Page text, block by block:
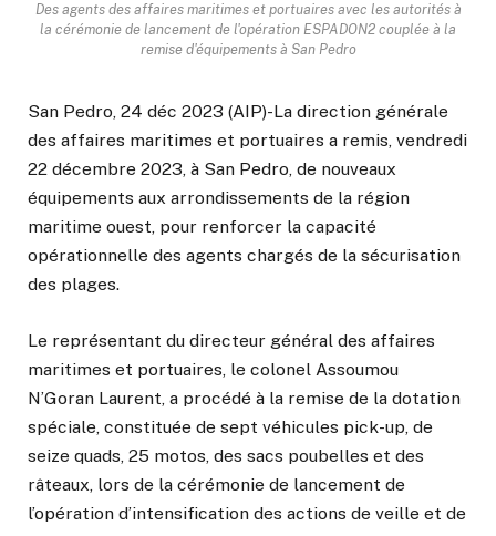
Des agents des affaires maritimes et portuaires avec les autorités à
la cérémonie de lancement de l'opération ESPADON2 couplée à la
remise d'équipements à San Pedro
San Pedro, 24 déc 2023 (AIP)-La direction générale
des affaires maritimes et portuaires a remis, vendredi
22 décembre 2023, à San Pedro, de nouveaux
équipements aux arrondissements de la région
maritime ouest, pour renforcer la capacité
opérationnelle des agents chargés de la sécurisation
des plages.
Le représentant du directeur général des affaires
maritimes et portuaires, le colonel Assoumou
N’Goran Laurent, a procédé à la remise de la dotation
spéciale, constituée de sept véhicules pick-up, de
seize quads, 25 motos, des sacs poubelles et des
râteaux, lors de la cérémonie de lancement de
l’opération d’intensification des actions de veille et de